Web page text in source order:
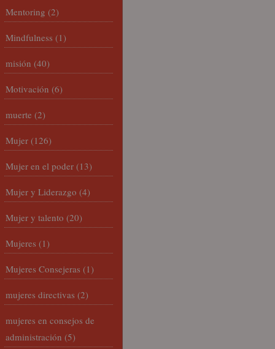
Mentoring (2)
Mindfulness (1)
misión (40)
Motivación (6)
muerte (2)
Mujer (126)
Mujer en el poder (13)
Mujer y Liderazgo (4)
Mujer y talento (20)
Mujeres (1)
Mujeres Consejeras (1)
mujeres directivas (2)
mujeres en consejos de
administración (5)